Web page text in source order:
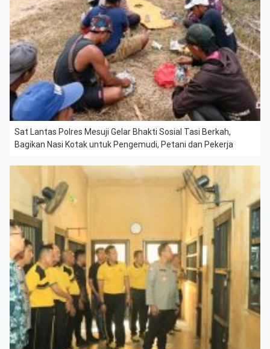
Sat Lantas Polres Mesuji Gelar Bhakti Sosial Tasi Berkah,
Bagikan Nasi Kotak untuk Pengemudi, Petani dan Pekerja